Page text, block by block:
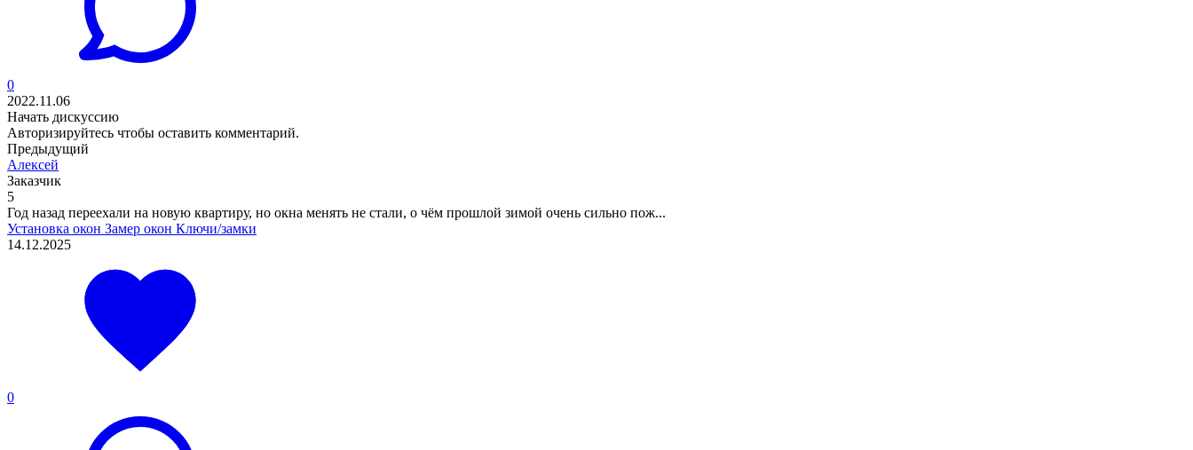
0
2022.11.06
Начать дискуссию
Авторизируйтесь чтобы оставить комментарий.
Предыдущий
Алексей
Заказчик
5
Год назад переехали на новую квартиру, но окна менять не стали, о чём прошлой зимой очень сильно пож...
Установка окон Замер окон Ключи/замки
14.12.2025
0